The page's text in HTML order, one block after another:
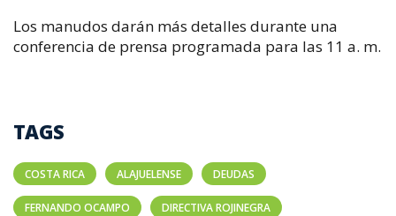
Los manudos darán más detalles durante una
conferencia de prensa programada para las 11 a. m.
TAGS
COSTA RICA ALAJUELENSE DEUDAS
FERNANDO OCAMPO DIRECTIVA ROJINEGRA